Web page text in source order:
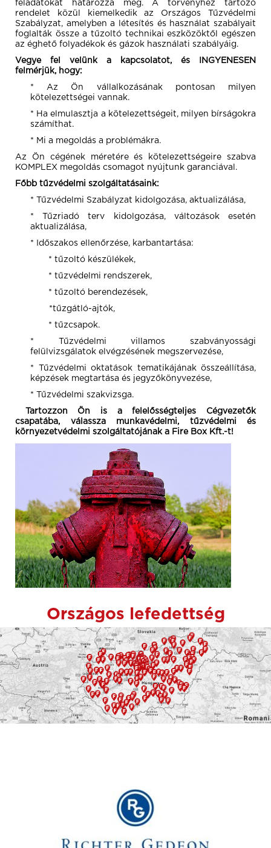
feladatokat határozza meg. A törvényhez tartozó
rendelet közül kiemelkedik az Országos Tűzvédelmi
Szabályzat, amelyben a létesítés és használat szabályait
foglalták össze a tűzoltó technikai eszközöktől egészen
az éghető folyadékok és gázok használati szabályáig.
Vegye fel velünk a kapcsolatot, és INGYENESEN
felmérjük, hogy:
* Az Ön vállalkozásának pontosan milyen
kötelezettségei vannak.
* Ha elmulasztja a kötelezettségeit, milyen bírságokra
számíthat.
* Mi a megoldás a problémákra.
Az Ön cégének méretére és kötelezettségeire szabva
KOMPLEX megoldás csomagot nyújtunk garanciával.
Főbb tűzvédelmi szolgáltatásaink:
* Tűzvédelmi Szabályzat kidolgozása, aktualizálása,
* Tűzriadó terv kidolgozása, változások esetén
aktualizálása,
* Időszakos ellenőrzése, karbantartása:
* tűzoltó készülékek,
* tűzvédelmi rendszerek,
* tűzoltó berendezések,
*tűzgátló-ajtók,
* tűzcsapok.
* Tűzvédelmi villamos szabványossági
felülvizsgálatok elvégzésének megszervezése,
* Tűzvédelmi oktatások tematikájának összeállítása,
képzések megtartása és jegyzőkönyvezése,
* Tűzvédelmi szakvizsga.
Tartozzon Ön is a felelősségteljes Cégvezetők
csapatába, válassza munkavédelmi, tűzvédelmi és
környezetvédelmi szolgáltatójának a Fire Box Kft.-t!
Országos lefedettség